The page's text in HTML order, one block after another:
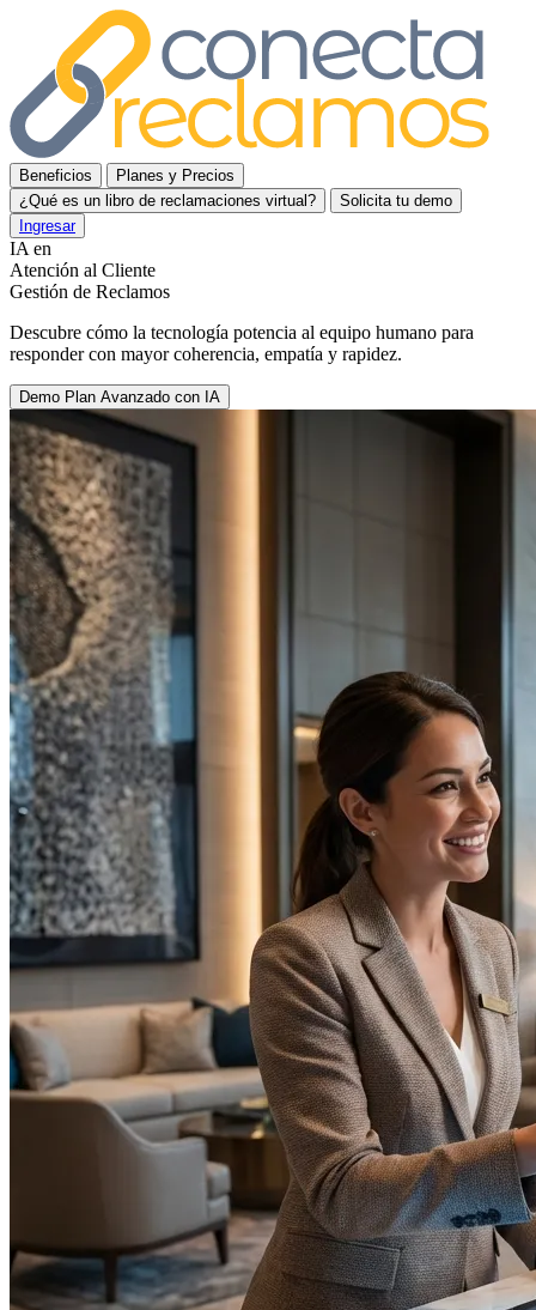
Beneficios
Planes y Precios
¿Qué es un libro de reclamaciones virtual?
Solicita tu demo
Ingresar
IA en
Atención al Cliente
Gestión de Reclamos
Descubre cómo la tecnología potencia al equipo humano para
responder con mayor coherencia, empatía y rapidez.
Demo Plan Avanzado con IA